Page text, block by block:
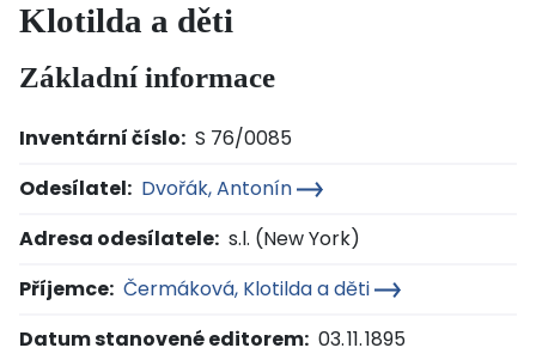
Klotilda a děti
Základní informace
Inventární číslo: S 76/0085
Odesílatel: Dvořák, Antonín
Adresa odesílatele: s.l. (New York)
Příjemce: Čermáková, Klotilda a děti
Datum stanovené editorem: 03. 11. 1895